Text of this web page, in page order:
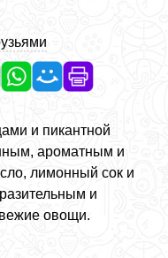
и пикантной
ароматным и
лимонный сок и
и
овощи.